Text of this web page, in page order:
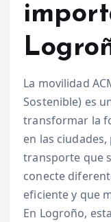
La movilidad
Sostenible) es
transformar la
en las
transporte que
conecte
eficiente y que
En Logroño,